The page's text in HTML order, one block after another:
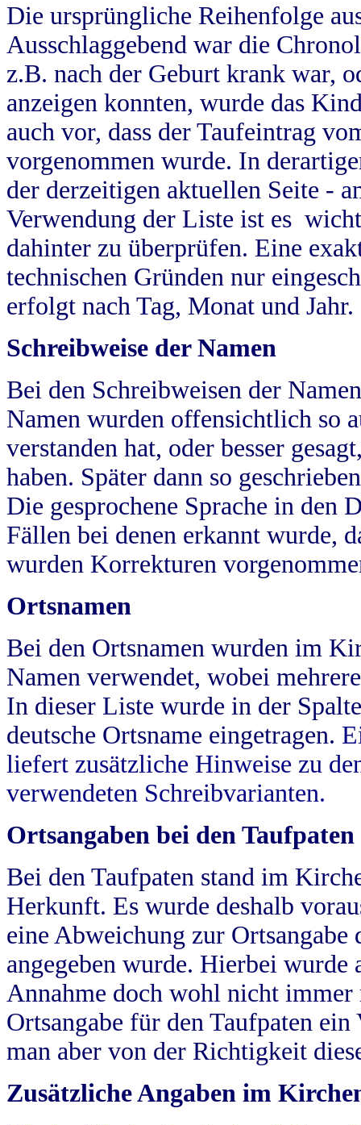
Die ursprüngliche Reihenfolge
Ausschlaggebend war die
z.B. nach der Geburt krank war,
anzeigen konnten, wurde das
auch vor, dass der Taufeintrag
vorgenommen wurde. In
der derzeitigen aktuellen Seite -
Verwendung der Liste ist es
dahinter zu überprüfen. Eine
technischen Gründen nur
erfolgt nach Tag, Monat und Jahr.
Schreibweise der Namen
Bei den Schreibweisen der
Namen wurden offensichtlich so
verstanden hat, oder besser
haben. Später dann so
Die gesprochene Sprache in
Fällen bei denen erkannt wurde,
wurden Korrekturen
Ortsnamen
Bei den Ortsnamen wurden im
Namen verwendet, wobei
In dieser Liste wurde in der
deutsche Ortsname eingetragen.
liefert zusätzliche Hinweise zu
verwendeten Schreibvarianten.
Ortsangaben bei den Taufpaten
Bei den Taufpaten stand im
Herkunft. Es wurde deshalb
eine Abweichung zur
angegeben wurde. Hierbei wurde
Annahme doch wohl nicht
Ortsangabe für den Taufpaten
man aber von der Richtigkeit
Zusätzliche Angaben im